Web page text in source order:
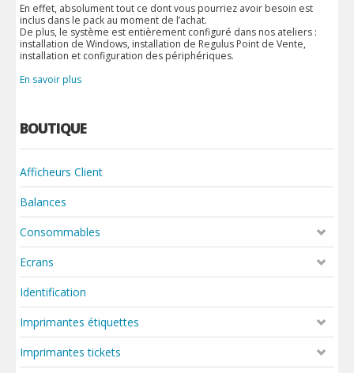
En effet, absolument tout ce dont vous pourriez avoir besoin est
inclus dans le pack au moment de l’achat.
De plus, le système est entièrement configuré dans nos ateliers :
installation de Windows, installation de Regulus Point de Vente,
installation et configuration des périphériques.
En savoir plus
BOUTIQUE
Afficheurs Client
Balances
Consommables
Ecrans
Identification
Imprimantes étiquettes
Imprimantes tickets